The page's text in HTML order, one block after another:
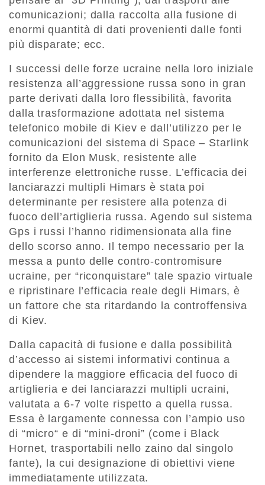
comunicazioni; dalla raccolta alla fusione di
enormi quantità di dati provenienti dalle fonti
più disparate; ecc.
I successi delle forze ucraine nella loro iniziale
resistenza all’aggressione russa sono in gran
parte derivati dalla loro flessibilità, favorita
dalla trasformazione adottata nel sistema
telefonico mobile di Kiev e dall’utilizzo per le
comunicazioni del sistema di Space – Starlink
fornito da Elon Musk, resistente alle
interferenze elettroniche russe. L’efficacia dei
lanciarazzi multipli Himars è stata poi
determinante per resistere alla potenza di
fuoco dell’artiglieria russa. Agendo sul sistema
Gps i russi l’hanno ridimensionata alla fine
dello scorso anno. Il tempo necessario per la
messa a punto delle contro-contromisure
ucraine, per “riconquistare” tale spazio virtuale
e ripristinare l’efficacia reale degli Himars, è
un fattore che sta ritardando la controffensiva
di Kiev.
Dalla capacità di fusione e dalla possibilità
d’accesso ai sistemi informativi continua a
dipendere la maggiore efficacia del fuoco di
artiglieria e dei lanciarazzi multipli ucraini,
valutata a 6-7 volte rispetto a quella russa.
Essa è largamente connessa con l’ampio uso
di “micro“ e di “mini-droni” (come i Black
Hornet, trasportabili nello zaino dal singolo
fante), la cui designazione di obiettivi viene
immediatamente utilizzata.